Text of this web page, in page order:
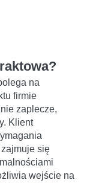
na
firmie
zaplecze,
Klient
się
wejście na